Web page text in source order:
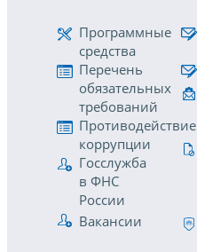
Программные
средства
Перечень
обязательных
требований
Противодействие
коррупции
Госслужба
в ФНС
России
Вакансии